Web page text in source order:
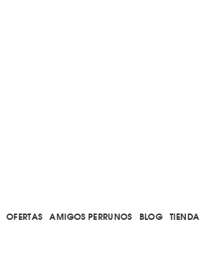
OFERTAS AMIGOS PERRUNOS BLOG TIENDA